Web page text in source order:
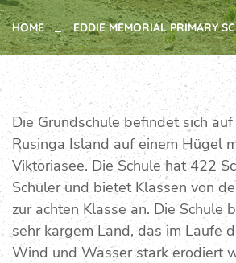
HOME EDDIE MEMORIAL PRIMARY
Die Grundschule befindet sich
Rusinga Island auf einem Hügel
Viktoriasee. Die Schule hat 422
Schüler und bietet Klassen von
zur achten Klasse an. Die Schule
sehr kargem Land, das im Laufe
Wind und Wasser stark erodiert